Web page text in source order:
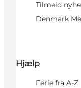
Tilmeld
Denmark
Hjælp
Ferie fra A-Z